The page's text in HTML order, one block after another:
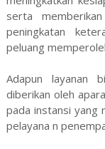
serta
peningkatan
peluang
Adapun layanan
diberikan oleh
pada instansi yang
pelayana n